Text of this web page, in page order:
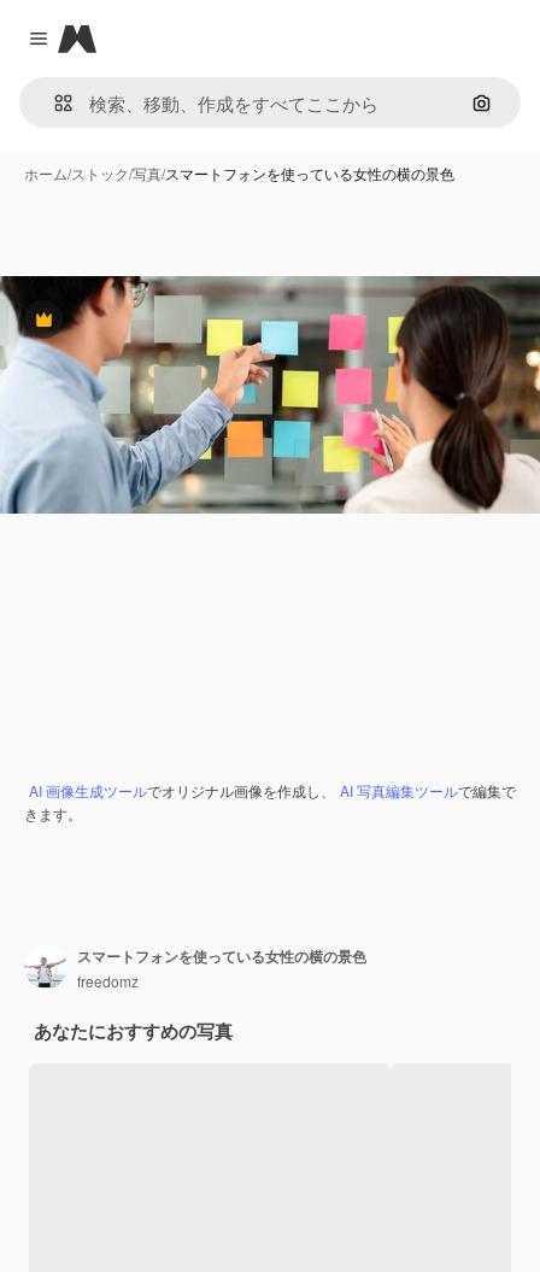
Close menu
Magnific
画像で
ホーム/ストック/写真/スマートフォンを使っている女性の横の景色
Premium
AI 画像生成ツールでオリジナル画像を作成し、 AI 写真編集ツールで編集で
きます。
スマートフォンを使っている女性の横の景色
freedomz
あなたにおすすめの写真